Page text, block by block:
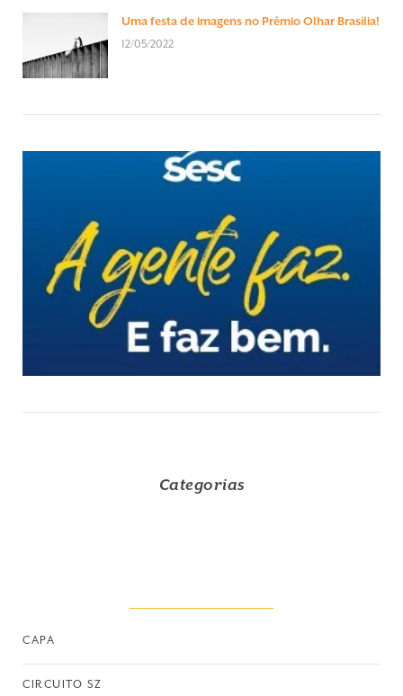
Uma festa de imagens no Prêmio Olhar Brasília!
12/05/2022
Categorias
CAPA
CIRCUITO SZ